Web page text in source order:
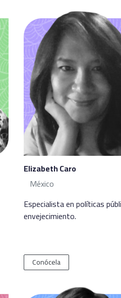
Elizabeth Caro
México
Especialista en políticas
envejecimiento.
Conócela